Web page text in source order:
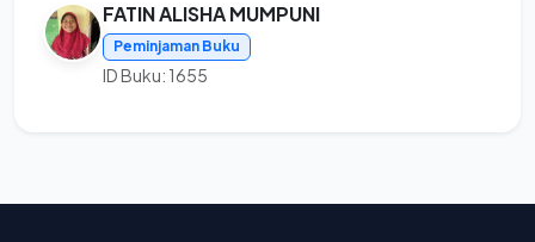
FATIN ALISHA MUMPUNI
Peminjaman Buku
ID Buku: 1655